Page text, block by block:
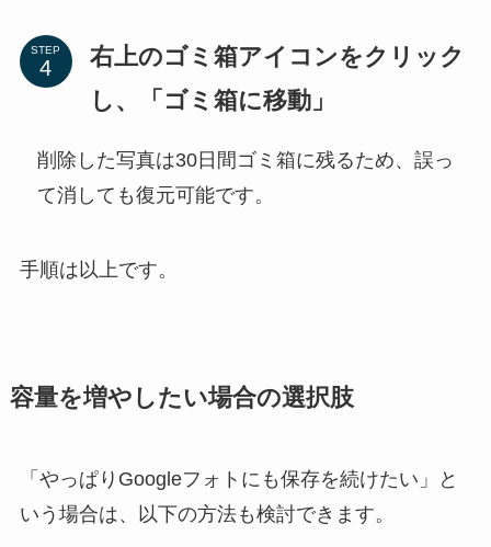
STEP
右上のゴミ箱アイコンをクリック
し、「ゴミ箱に移動」
削除した写真は30日間ゴミ箱に残るため、誤っ
て消しても復元可能です。
手順は以上です。
容量を増やしたい場合の選択肢
「やっぱりGoogleフォトにも保存を続けたい」と
いう場合は、以下の方法も検討できます。